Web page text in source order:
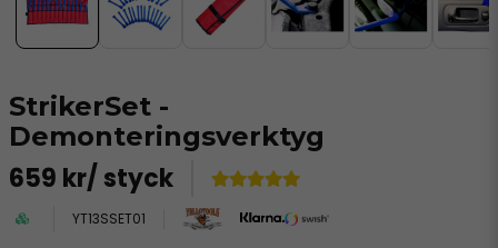
StrikerSet -
Demonteringsverktyg
659 kr/ styck
YT13SSET01